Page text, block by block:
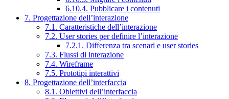
6.10.4. Pubblicare i contenuti
7. Progettazione dell’interazione
7.1. Caratteristiche dell’interazione
7.2. User stories per definire l’interazione
7.2.1. Differenza tra scenari e user stories
7.3. Flussi di interazione
7.4. Wireframe
7.5. Prototipi interattivi
8. Progettazione dell’interfaccia
8.1. Obiettivi dell’interfaccia